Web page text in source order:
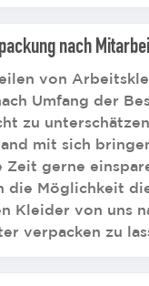
nach
von
Umfang der
zu
mit sich
Zeit gerne
die Möglichkeit
Kleider von uns
verpacken zu